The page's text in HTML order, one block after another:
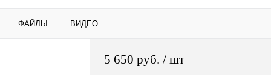
ФАЙЛЫ ВИДЕО
5 650 руб. / шт